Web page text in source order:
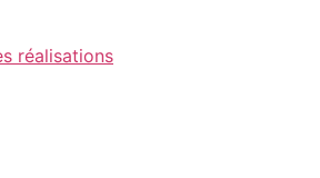
réalisations